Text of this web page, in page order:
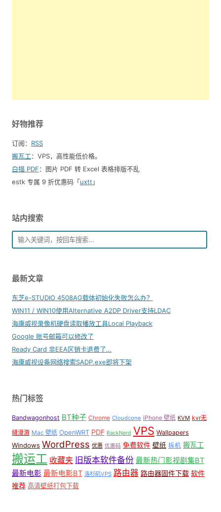
好物推荐
订阅： RSS
搬瓦工：VPS，高性能低价格。️
白描 PDF：图片 PDF 转 Excel 表格排版不乱
estk 专属 9 折优惠码「uxtt 」
站内搜索
最新文章
东芝e-STUDIO 4508AG载体初始化失败怎么办？
WIN11 / WIN10使用Alternative A2DP Driver支持LDAC
海康威视录像机硬盘读取播放工具Local Playback
Google 账号邮箱可以修改了
Ready Card 非EEA区销卡退费了…
海康威视设备网络搜索SADP.exe即将下架
热门标签
Bandwagonhost BT种子 Chrome Cloudcone iPhone 壁纸 KVM kvr无
缝漫游 Mac 壁纸 OpenWRT PDF RackNerd VPS Wallpapers
Windows WordPress 优惠 优惠码 免费软件 壁纸 拆机 搬瓦工
搬运工 收藏夹 旧版本软件备份 最新热门影视剧集BT
最新电影 最新电影BT 洛杉矶VPS 路由器 路由器固件下载 软件
推荐 高清壁纸打包下载